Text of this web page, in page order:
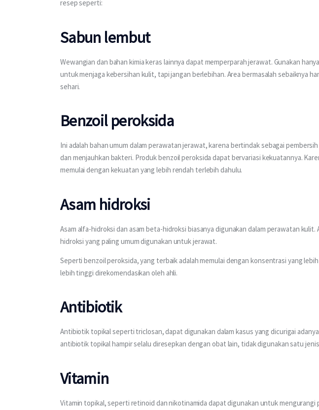
resep seperti:
Sabun lembut
Wewangian dan bahan kimia keras lainnya dapat memperparah jerawat. Gunakan
untuk menjaga kebersihan kulit, tapi jangan berlebihan. Area bermasalah sebaiknya
sehari.
Benzoil peroksida
Ini adalah bahan umum dalam perawatan jerawat, karena bertindak sebagai
dan menjauhkan bakteri. Produk benzoil peroksida dapat bervariasi kekuatannya.
memulai dengan kekuatan yang lebih rendah terlebih dahulu.
Asam hidroksi
Asam alfa-hidroksi dan asam beta-hidroksi biasanya digunakan dalam perawatan kulit.
hidroksi yang paling umum digunakan untuk jerawat.
Seperti benzoil peroksida, yang terbaik adalah memulai dengan konsentrasi yang
lebih tinggi direkomendasikan oleh ahli.
Antibiotik
Antibiotik topikal seperti triclosan, dapat digunakan dalam kasus yang dicurigai
antibiotik topikal hampir selalu diresepkan dengan obat lain, tidak digunakan satu
Vitamin
Vitamin topikal, seperti retinoid dan nikotinamida dapat digunakan untuk mengurangi